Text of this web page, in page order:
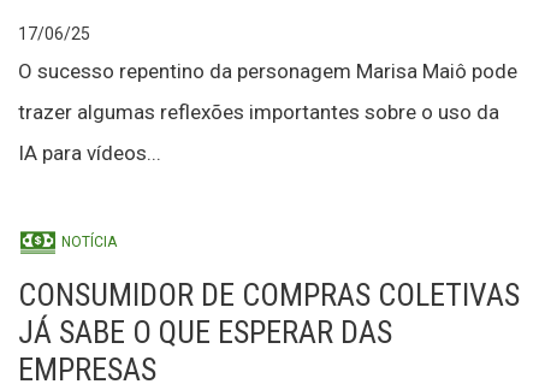
17/06/25
O sucesso repentino da personagem Marisa Maiô pode
trazer algumas reflexões importantes sobre o uso da
IA para vídeos...
NOTÍCIA
CONSUMIDOR DE COMPRAS COLETIVAS
JÁ SABE O QUE ESPERAR DAS
EMPRESAS